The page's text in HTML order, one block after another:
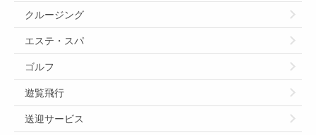
クルージング
エステ・スパ
ゴルフ
遊覧飛行
送迎サービス